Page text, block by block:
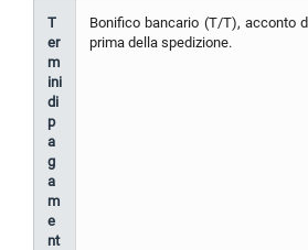
T
er
m
ini
di
p
a
g
a
m
e
nt
Bonifico bancario (T/T), acconto
prima della spedizione.